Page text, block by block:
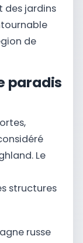
des jardins
de
paradis
Le
structures
russe